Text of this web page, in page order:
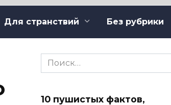
Для странствий Без рубрики
Search
for:
10 пушистых фактов,